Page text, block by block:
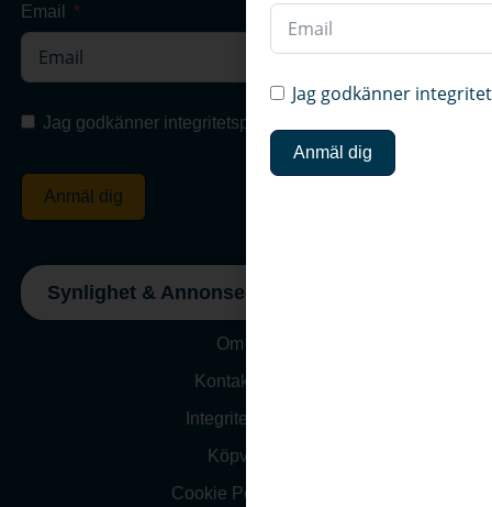
Email
Jag godkänner integritetspolicyn
Anmäl dig
Synlighet & Annonsering
Om oss
Kontakta Oss
Integritetspolicy
Köpvillkor
Cookie Policy (EU)
Jag godkänner
Anmäl dig